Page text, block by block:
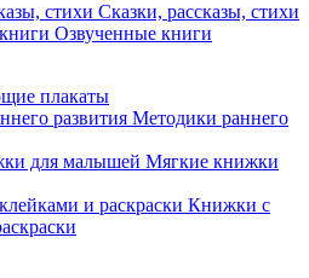
Сказки, рассказы, стихи
Озвученные книги
плакаты
Методики раннего
Мягкие книжки
Книжки с